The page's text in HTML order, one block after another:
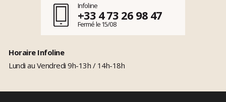
Infoline
+33 4 73 26 98 47
Fermé le 15/08
Horaire Infoline
Lundi au Vendredi 9h-13h / 14h-18h